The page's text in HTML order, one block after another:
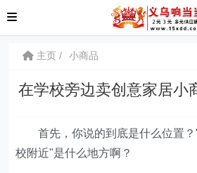
主页 小商品
在学校旁边卖创意家居小
首先，你说的到底是什么位置？
校附近"是什么地方啊？